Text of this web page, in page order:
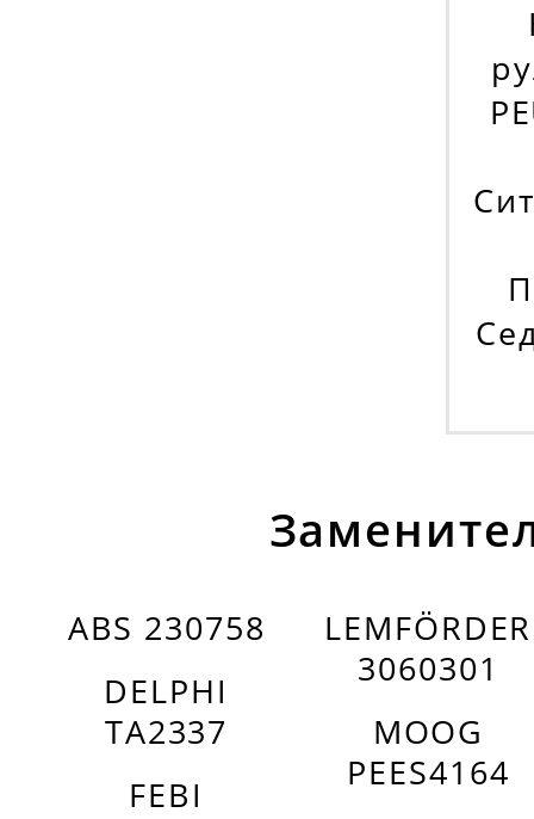
ABS 230758
DELPHI
TA2337
FEBI
LEMFÖRDER
3060301
MOOG
PEES4164